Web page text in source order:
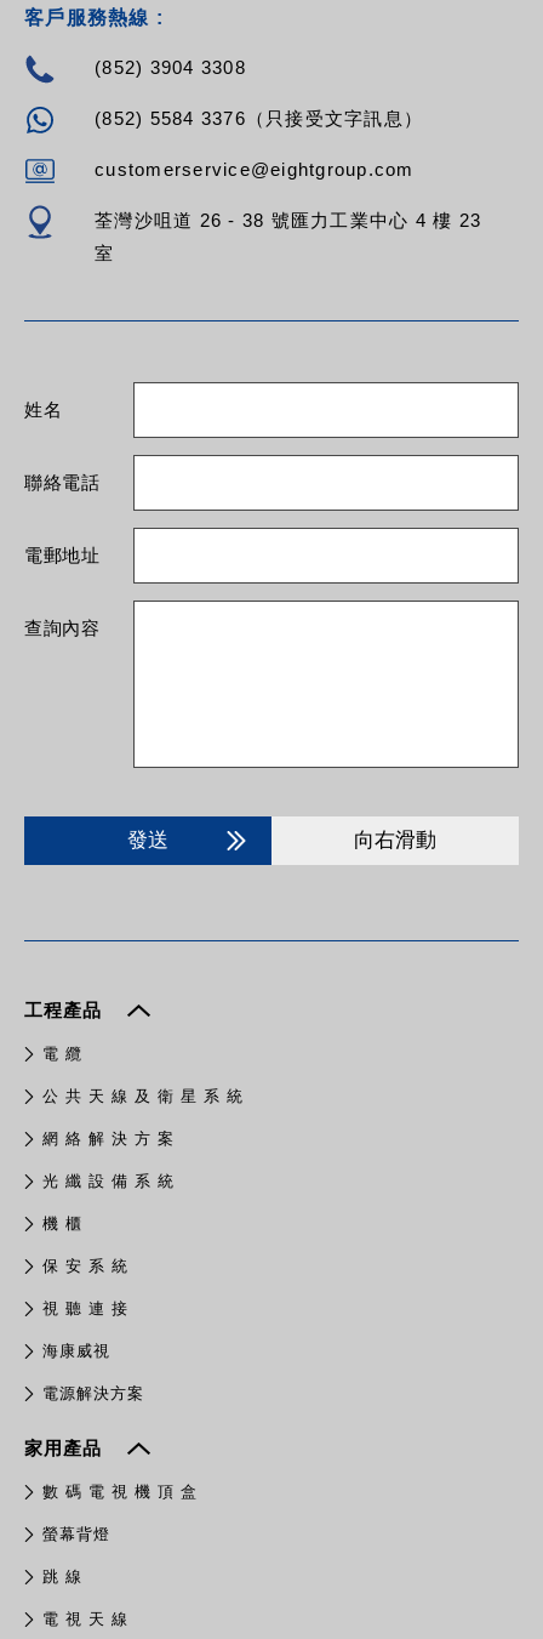
客戶服務熱線 :
(852) 3904 3308
(852) 5584 3376（只接受文字訊息）
customerservice@eightgroup.com
荃灣沙咀道 26 - 38 號匯力工業中心 4 樓 23
室
姓名
聯絡電話
電郵地址
查詢內容
發送 向右滑動
工程產品
電 纜
公 共 天 線 及 衛 星 系 統
網 絡 解 決 方 案
光 纖 設 備 系 統
機 櫃
保 安 系 統
視 聽 連 接
​海康威視
電源解決方案
家用產品
數 碼 電 視 機 頂 盒
螢幕背燈
跳 線
電 視 天 線